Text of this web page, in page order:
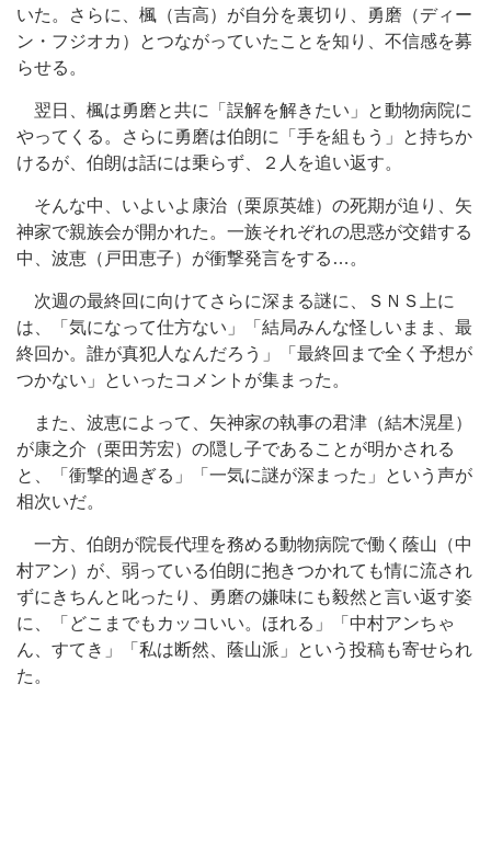
いた。さらに、楓（吉高）が自分を裏切り、勇磨（ディー
ン・フジオカ）とつながっていたことを知り、不信感を募
らせる。
翌日、楓は勇磨と共に「誤解を解きたい」と動物病院に
やってくる。さらに勇磨は伯朗に「手を組もう」と持ちか
けるが、伯朗は話には乗らず、２人を追い返す。
そんな中、いよいよ康治（栗原英雄）の死期が迫り、矢
神家で親族会が開かれた。一族それぞれの思惑が交錯する
中、波恵（戸田恵子）が衝撃発言をする…。
次週の最終回に向けてさらに深まる謎に、ＳＮＳ上に
は、「気になって仕方ない」「結局みんな怪しいまま、最
終回か。誰が真犯人なんだろう」「最終回まで全く予想が
つかない」といったコメントが集まった。
また、波恵によって、矢神家の執事の君津（結木滉星）
が康之介（栗田芳宏）の隠し子であることが明かされる
と、「衝撃的過ぎる」「一気に謎が深まった」という声が
相次いだ。
一方、伯朗が院長代理を務める動物病院で働く蔭山（中
村アン）が、弱っている伯朗に抱きつかれても情に流され
ずにきちんと叱ったり、勇磨の嫌味にも毅然と言い返す姿
に、「どこまでもカッコいい。ほれる」「中村アンちゃ
ん、すてき」「私は断然、蔭山派」という投稿も寄せられ
た。